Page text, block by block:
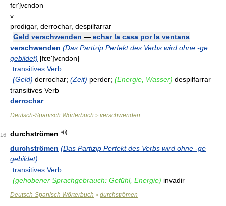
fɛr'ʃvɛndən
v
prodigar, derrochar, despilfarrar
Geld verschwenden — echar la casa por la ventana
verschwenden (Das Partizip Perfekt des Verbs wird ohne -ge
gebildet) [fεɐ'∫vεndən]
transitives Verb
(Geld) derrochar; (Zeit) perder; (Energie, Wasser) despilfarrar
transitives Verb
derrochar
Deutsch-Spanisch Wörterbuch > verschwenden
16
durchströmen
durchströmen (Das Partizip Perfekt des Verbs wird ohne -ge
gebildet)
transitives Verb
(gehobener Sprachgebrauch: Gefühl, Energie) invadir
Deutsch-Spanisch Wörterbuch > durchströmen